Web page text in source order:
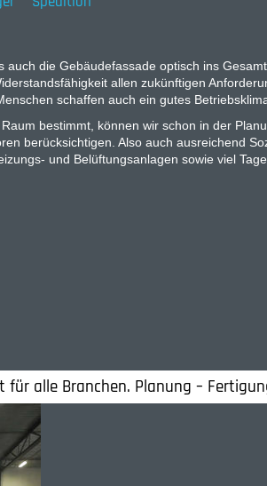
auch die Gebäudefassade optisch ins
allen zukünftigen
schaffen auch ein gutes
bestimmt, können wir schon in der
berücksichtigen. Also auch ausreichend
und Belüftungsanlagen sowie viel
für alle Branchen. Planung –